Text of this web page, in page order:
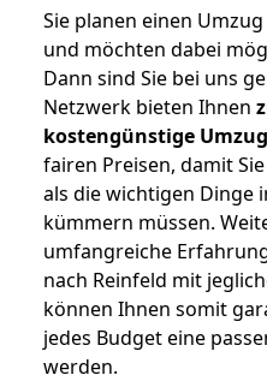
Sie planen einen
und möchten dabei
Dann sind Sie bei uns
Netzwerk bieten Ihnen
kostengünstige
fairen Preisen, damit
als die wichtigen Dinge
kümmern müssen.
umfangreiche
nach Reinfeld mit
können Ihnen somit
jedes Budget eine
werden.